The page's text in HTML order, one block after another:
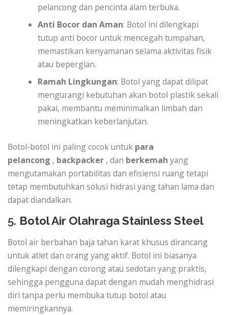
pelancong dan pencinta alam terbuka.
Anti Bocor dan Aman: Botol ini dilengkapi
tutup anti bocor untuk mencegah tumpahan,
memastikan kenyamanan selama aktivitas fisik
atau bepergian.
Ramah Lingkungan: Botol yang dapat dilipat
mengurangi kebutuhan akan botol plastik sekali
pakai, membantu meminimalkan limbah dan
meningkatkan keberlanjutan.
Botol-botol ini paling cocok untuk para
pelancong , backpacker , dan berkemah yang
mengutamakan portabilitas dan efisiensi ruang tetapi
tetap membutuhkan solusi hidrasi yang tahan lama dan
dapat diandalkan.
5. Botol Air Olahraga Stainless Steel
Botol air berbahan baja tahan karat khusus dirancang
untuk atlet dan orang yang aktif. Botol ini biasanya
dilengkapi dengan corong atau sedotan yang praktis,
sehingga pengguna dapat dengan mudah menghidrasi
diri tanpa perlu membuka tutup botol atau
memiringkannya.